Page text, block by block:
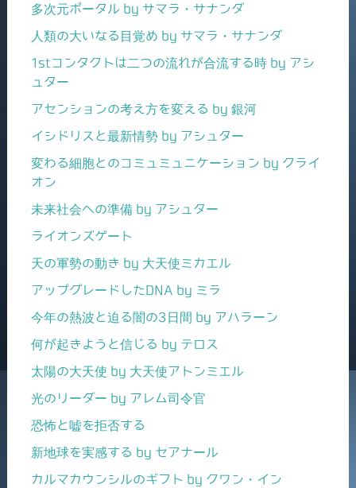
多次元ポータル by サマラ・サナンダ
人類の大いなる目覚め by サマラ・サナンダ
1stコンタクトは二つの流れが合流する時 by アシ
ュター
アセンションの考え方を変える by 銀河
イシドリスと最新情勢 by アシュター
変わる細胞とのコミュミュニケーション by クライ
オン
未来社会への準備 by アシュター
ライオンズゲート
天の軍勢の動き by 大天使ミカエル
アップグレードしたDNA by ミラ
今年の熱波と迫る闇の3日間 by アハラーン
何が起きようと信じる by テロス
太陽の大天使 by 大天使アトンミエル
光のリーダー by アレム司令官
恐怖と嘘を拒否する
新地球を実感する by セアナール
カルマカウンシルのギフト by クワン・イン